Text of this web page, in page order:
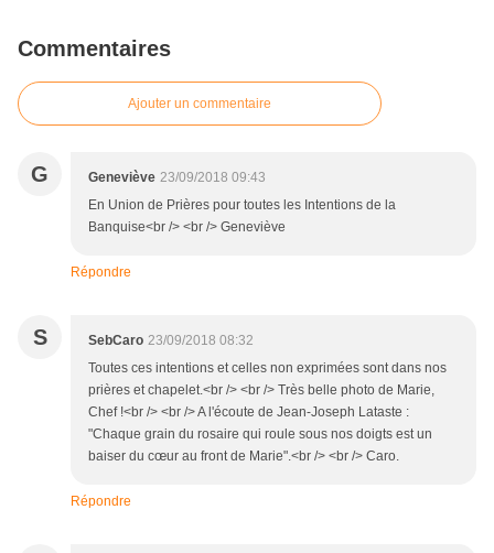
Commentaires
Ajouter un commentaire
G Geneviève 23/09/2018 09:43
En Union de Prières pour toutes les Intentions de la
Banquise<br /> <br /> Geneviève
Répondre
S SebCaro 23/09/2018 08:32
Toutes ces intentions et celles non exprimées sont dans nos
prières et chapelet.<br /> <br /> Très belle photo de Marie,
Chef !<br /> <br /> A l'écoute de Jean-Joseph Lataste :
"Chaque grain du rosaire qui roule sous nos doigts est un
baiser du cœur au front de Marie".<br /> <br /> Caro.
Répondre